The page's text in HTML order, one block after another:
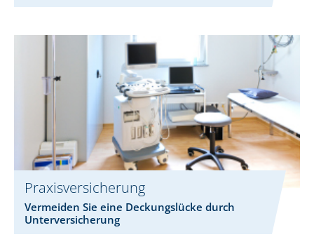
Praxisversicherung
Vermeiden Sie eine Deckungslücke durch
Unterversicherung